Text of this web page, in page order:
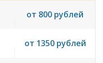
от 800 рублей
от 1350 рублей